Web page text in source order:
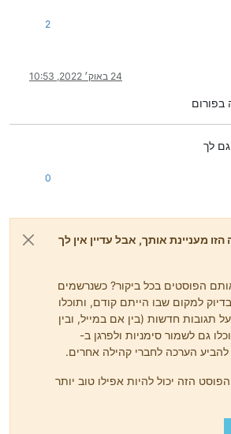
2
24 באוק׳ 2022, 10:53
בפורום
לך
0
מעניינת אותך, אבל עדיין אין לך
הפוסטים בכל ביקור? כשנרשמים
למקום שבו הייתם קודם, ותוכלו
תגובות חדשות (בין אם במייל, ובין
גם לשמור סימניות ולפרגן ב-
הזה יכול להיות אפילו טוב יותר